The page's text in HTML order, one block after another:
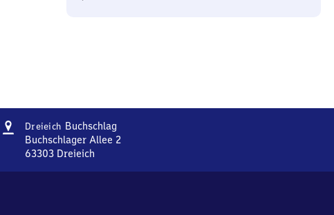
Adresse
Dreieich Buchschlag
Buchschlag
Buchschlager Allee 2
63303 Dreieich